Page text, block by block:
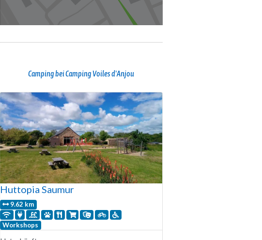
Camping bei Camping Voiles d'Anjou
Huttopia Saumur
9.62 km
Workshops